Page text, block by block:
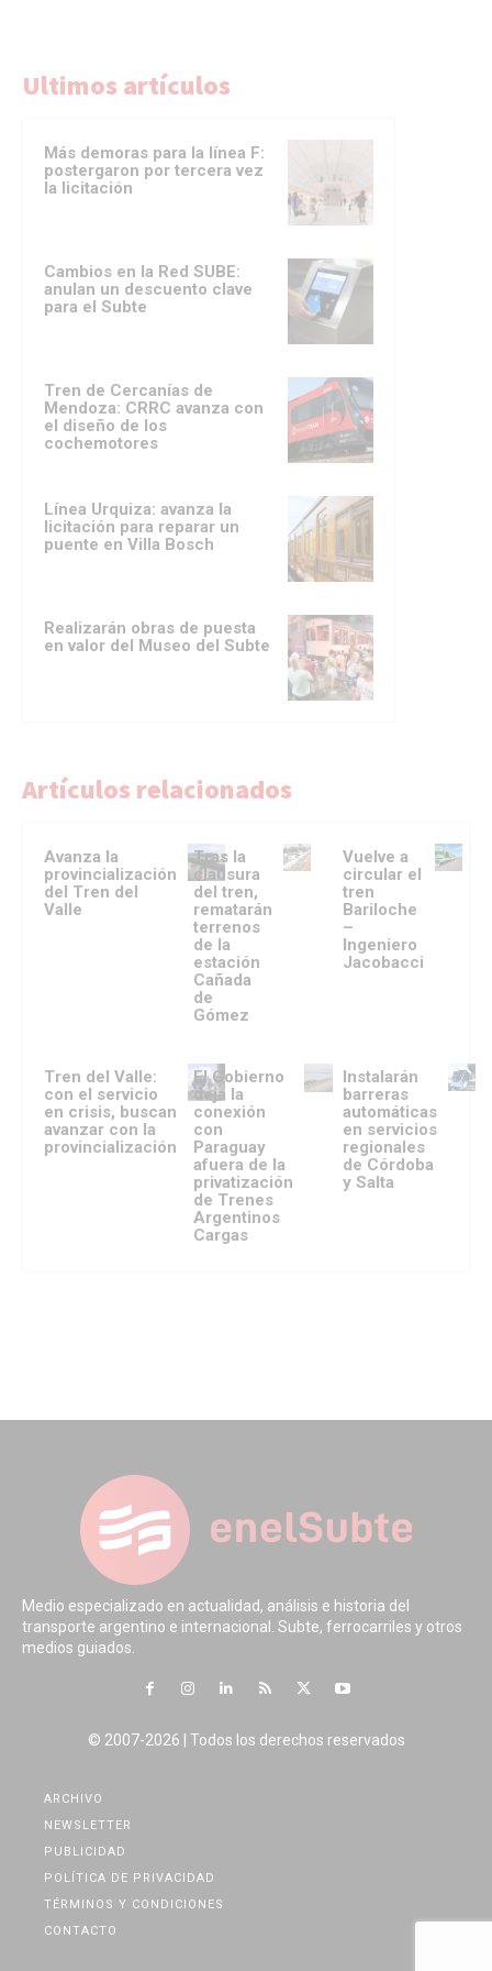
Ultimos artículos
Más demoras para la línea F:
postergaron por tercera vez
la licitación
Cambios en la Red SUBE:
anulan un descuento clave
para el Subte
Tren de Cercanías de
Mendoza: CRRC avanza con
el diseño de los
cochemotores
Línea Urquiza: avanza la
licitación para reparar un
puente en Villa Bosch
Realizarán obras de puesta
en valor del Museo del Subte
Artículos relacionados
Avanza la
provincialización
del Tren del
Valle
Tras la
clausura
del tren,
rematarán
terrenos
de la
estación
Cañada
de
Gómez
Vuelve a
circular el
tren
Bariloche
–
Ingeniero
Jacobacci
Tren del Valle:
con el servicio
en crisis, buscan
avanzar con la
provincialización
El Gobierno
deja la
conexión
con
Paraguay
afuera de la
privatización
de Trenes
Argentinos
Cargas
Instalarán
barreras
automáticas
en servicios
regionales
de Córdoba
y Salta
Medio especializado en actualidad, análisis e historia del
transporte argentino e internacional. Subte, ferrocarriles y otros
medios guiados.
© 2007-2026 | Todos los derechos reservados
ARCHIVO
NEWSLETTER
PUBLICIDAD
POLÍTICA DE PRIVACIDAD
TÉRMINOS Y CONDICIONES
CONTACTO